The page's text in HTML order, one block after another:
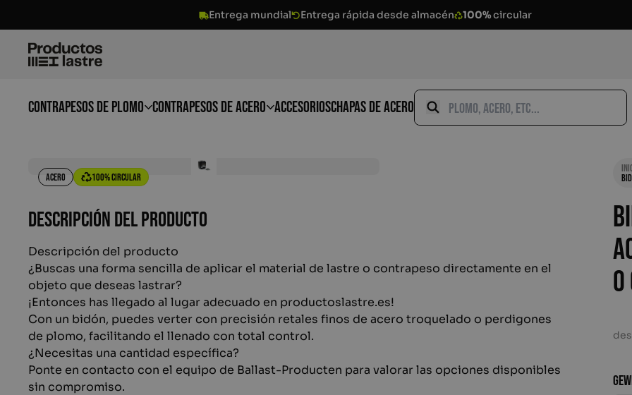
Entrega mundial Entrega rápida desde almacén 100%circular
Contrapesos de plomo Contrapesos de acero AccesoriosChapas de acero
Buscar por:
Buscar
Contrapesos de plomo
Contrapesos de acero
Accesorios
Chapas de acero
Holandés
Acero 100% circular
Descripción del producto
Descripción del producto
¿Buscas una forma sencilla de aplicar el material de lastre o contrapeso directamente en el
objeto que deseas lastrar?
¡Entonces has llegado al lugar adecuado en productoslastre.es!
Con un bidón, puedes verter con precisión retales finos de acero troquelado o perdigones
de plomo, facilitando el llenado con total control.
¿Necesitas una cantidad específica?
Ponte en contacto con el equipo de Ballast-Producten para valorar las opciones disponibles
sin compromiso.